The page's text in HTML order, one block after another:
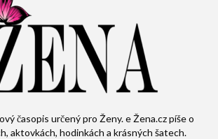
časopis určený pro Ženy. e Žena.cz píše o
aktovkách, hodinkách a krásných šatech.